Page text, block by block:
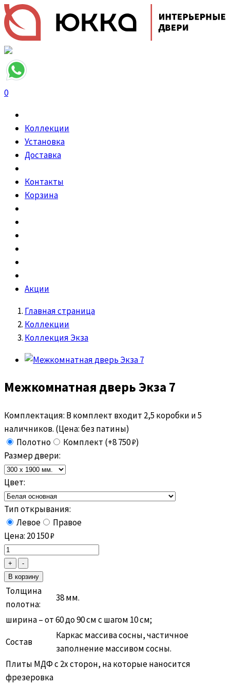
0
Коллекции
Установка
Доставка
Контакты
Корзина
Акции
Главная страница
Коллекции
Коллекция Экза
Межкомнатная дверьЭкза 7
Комплектация: В комплект входит 2,5 коробки и 5
наличников. (Цена: без патины)
Полотно
Комплект (+8 750 ₽)
Размер двери:
Цвет:
Тип открывания:
Левое
Правое
Цена: 20 150₽
Толщина
полотна:
38 мм.
ширина – от 60 до 90 см с шагом 10 см;
Состав
Каркас массива сосны, частичное
заполнение массивом сосны.
Плиты МДФ с 2х сторон, на которые наносится
фрезеровка